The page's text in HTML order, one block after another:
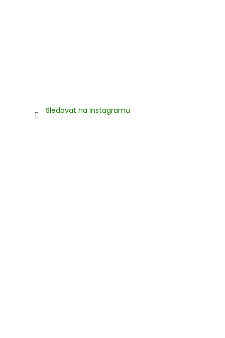
Sledovat na Instagramu